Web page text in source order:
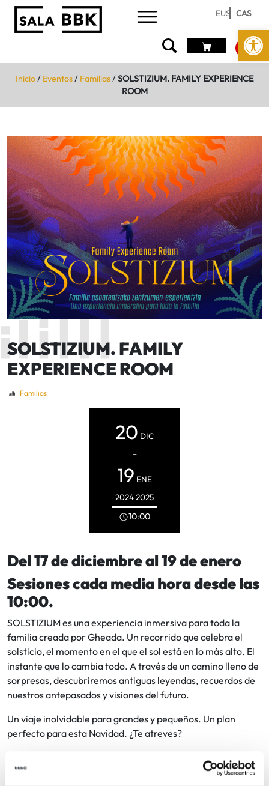
Abrir
EUS CAS
Inicio/ Eventos/ Familias/SOLSTIZIUM. FAMILY EXPERIENCE
ROOM
SOLSTIZIUM. FAMILY
EXPERIENCE ROOM
Familias
20 DIC
-
19 ENE
20242025
10:00
Del 17 de diciembre al 19 de enero
Sesiones cada media hora desde las
10:00.
SOLSTIZIUM es una experiencia inmersiva para toda la
familia creada por Gheada. Un recorrido que celebra el
solsticio, el momento en el que el sol está en lo más alto. El
instante que lo cambia todo. A través de un camino lleno de
sorpresas, descubriremos antiguas leyendas, recuerdos de
nuestros antepasados y visiones del futuro.
Un viaje inolvidable para grandes y pequeños. Un plan
perfecto para esta Navidad. ¿Te atreves?